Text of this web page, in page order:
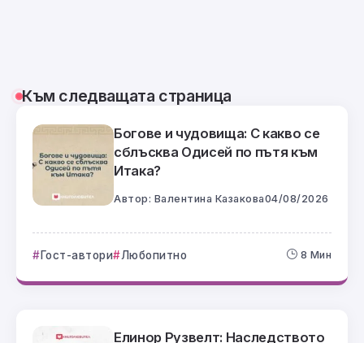
Към следващата страница
Богове и чудовища: С какво се
сблъсква Одисей по пътя към
Итака?
Автор: Валентина Казакова04/08/2026
Гост-автори Любопитно 8 Мин
Елинор Рузвелт: Наследството